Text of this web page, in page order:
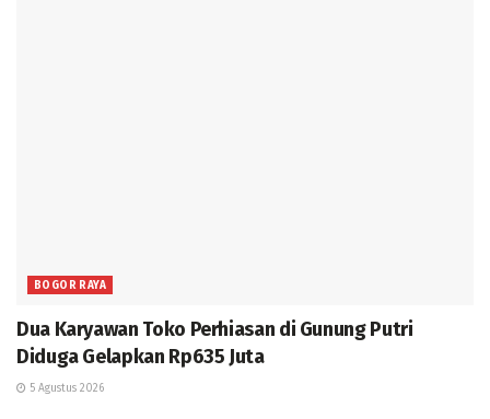
BOGOR RAYA
Dua Karyawan Toko Perhiasan di Gunung Putri
Diduga Gelapkan Rp635 Juta
5 Agustus 2026